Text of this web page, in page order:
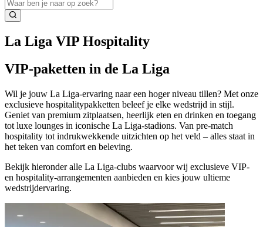
La Liga VIP Hospitality
VIP-paketten in de La Liga
Wil je jouw La Liga‑ervaring naar een hoger niveau tillen? Met onze
exclusieve hospitalitypakketten beleef je elke wedstrijd in stijl.
Geniet van premium zitplaatsen, heerlijk eten en drinken en toegang
tot luxe lounges in iconische La Liga‑stadions. Van pre‑match
hospitality tot indrukwekkende uitzichten op het veld – alles staat in
het teken van comfort en beleving.
Bekijk hieronder alle La Liga‑clubs waarvoor wij exclusieve VIP‑
en hospitality‑arrangementen aanbieden en kies jouw ultieme
wedstrijdervaring.